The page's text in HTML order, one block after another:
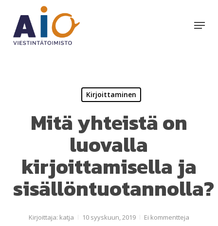
main
content
Menu
Kirjoittaminen
Mitä yhteistä on
luovalla
kirjoittamisella ja
sisällöntuotannolla?
Kirjoittaja: katja 10 syyskuun, 2019 Ei kommentteja